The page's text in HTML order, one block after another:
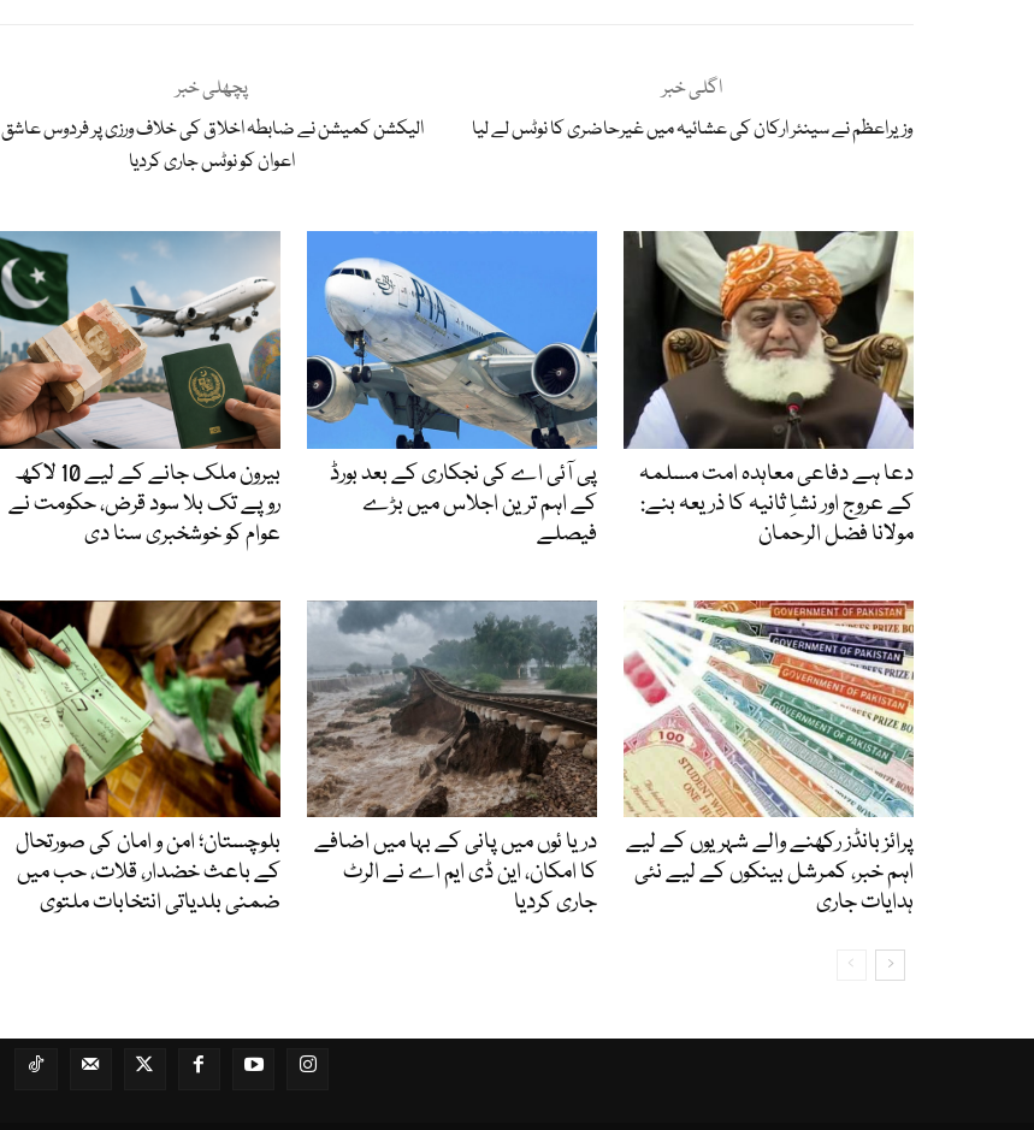
پچھلی خبر
الیکشن کمیشن نے ضابطہ اخلاق کی خلاف ورزی پر فردوس عاشق
اعوان کو نوٹس جاری کردیا
اگلی خبر
وزیراعظم نے سینئر ارکان کی عشائیہ میں غیرحاضری کا نوٹس لے لیا
بیرون ملک جانے کے لیے 10 لاکھ
روپے تک بلا سود قرض، حکومت نے
عوام کو خوشخبری سنا دی
پی آئی اے کی نجکاری کے بعد بورڈ
کے اہم ترین اجلاس میں بڑے
فیصلے
دعا ہے دفاعی معاہدہ امت مسلمہ
کے عروج اور نشاِ ثانیہ کا ذریعہ بنے:
مولانا فضل الرحمان
بلوچستان؛ امن و امان کی صورتحال
کے باعث خضدار، قلات، حب میں
ضمنی بلدیاتی انتخابات ملتوی
دریا ئوں میں پانی کے بہا میں اضافے
کا امکان، این ڈی ایم اے نے الرٹ
جاری کردیا
پرائز بانڈز رکھنے والے شہریوں کے لیے
اہم خبر، کمرشل بینکوں کے لیے نئی
ہدایات جاری